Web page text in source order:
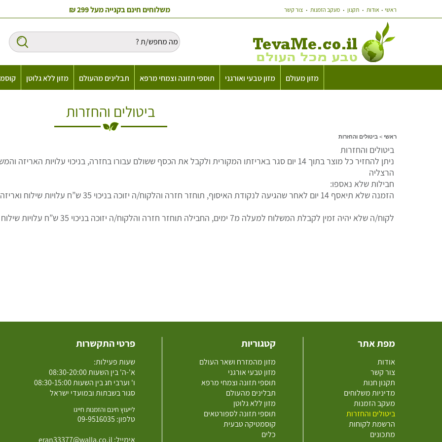
ראשי אודות תקנון מעקב הזמנות צור קשר משלוחים חינם בקנייה מעל 299 ₪
מזון מעולם מזון טבעי ואורגני תוספי תזונה וצמחי מרפא תבלינים מהעולם מזון ללא גלוטן
ביטולים והחזרות
ראשי > ביטולים והחזרות
ביטולים והחזרות
הרצליה
חבילות שלא נאספו:
הזמנה שלא תיאסף 14 יום לאחר שהגיעה לנקודת האיסוף, תוחזר חזרה והלקוח/ה יזוכה בניכוי 35 ש”ח עלויות שילוח ואריזה
לקוח/ה שלא יהיה זמין לקבלת המשלוח למעלה מ7 ימים, החבילה תוחזר חזרה והלקוח/ה יזוכה בניכוי 35 ש”ח עלויות שילוח ואריזה
מפת אתר
אודות
צור קשר
תקנון חנות
מדיניות משלוחים
מעקב הזמנות
ביטולים והחזרות
הרשמת לקוחות
מתכונים
קטגוריות
מזון מהמזרח ושאר העולם
מזון טבעי אורגני
תוספי תזונה וצמחי מרפא
תבלינים מהעולם
מזון ללא גלוטן
תוספי תזונה לספורטאים
קוסמטיקה טבעית
כלים
פרטי התקשרות
שעות פעילות:
א'-ה' בין השעות 08:30-20:00
ו' וערבי חג בין השעות 08:30-15:00
סגור בשבתות ובמועדי ישראל
לייעוץ חינם והזמנות חייגו
טלפון: 09-9516035
אימייל: eran33377@walla.co.il